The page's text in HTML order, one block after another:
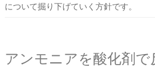
について掘り下げていく方針です。
アンモニアを酸化剤で